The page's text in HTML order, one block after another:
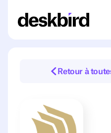
Retour à